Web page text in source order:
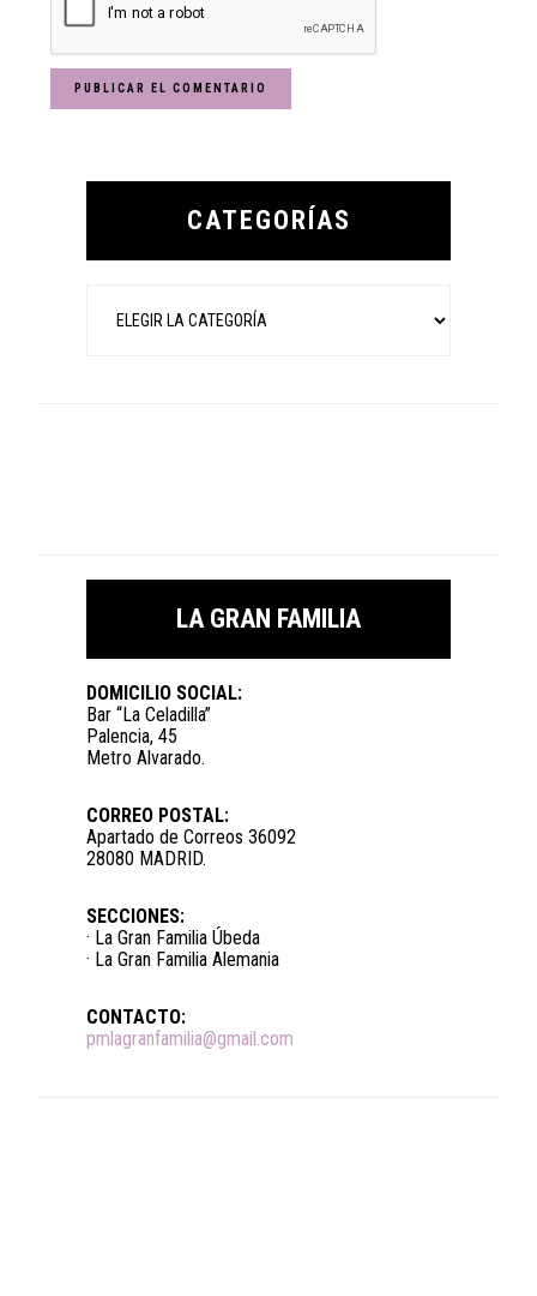
Primary
CATEGORÍAS
LA GRAN FAMILIA
DOMICILIO SOCIAL:
Bar “La Celadilla”
Palencia, 45
Metro Alvarado.
CORREO POSTAL:
Apartado de Correos 36092
28080 MADRID.
SECCIONES:
· La Gran Familia Úbeda
· La Gran Familia Alemania
CONTACTO:
pmlagranfamilia@gmail.com